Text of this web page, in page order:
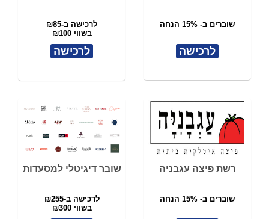
שוברים ב- 15% הנחה
לרכישה
לרכישה ב-₪85
בשווי ₪100
לרכישה
רשת פיצה עגבניה
שוברים ב- 15% הנחה
שובר דיגיטלי למסעדות
לרכישה ב-₪255
בשווי ₪300